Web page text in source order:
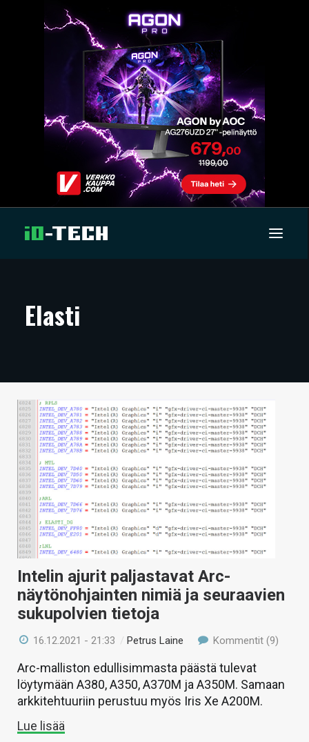
ARTIKKELIT
TECHBBS
TIETOA
HINTA.FI
KAUPPA
VAIHDA TEEMA
HAKU
Elasti
Intelin ajurit paljastavat Arc-
näytönohjainten nimiä ja seuraavien
sukupolvien tietoja
16.12.2021 - 21:33 /Petrus Laine Kommentit (9)
Arc-malliston edullisimmasta päästä tulevat
löytymään A380, A350, A370M ja A350M. Samaan
arkkitehtuuriin perustuu myös Iris Xe A200M.
Lue lisää